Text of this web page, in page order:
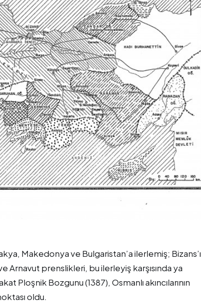
Makedonya ve Bulgaristan’a ilerlemiş; Bizans’ı
Arnavut prenslikleri, bu ilerleyiş karşısında ya
Ploşnik Bozgunu (1387), Osmanlı akıncılarının
oldu.